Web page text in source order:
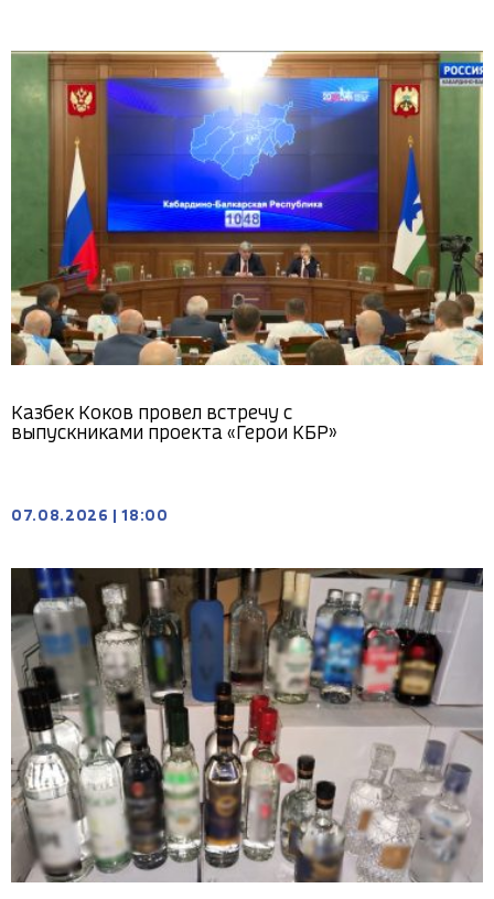
Казбек Коков провел встречу с
выпускниками проекта «Герои КБР»
07.08.2026 18:00